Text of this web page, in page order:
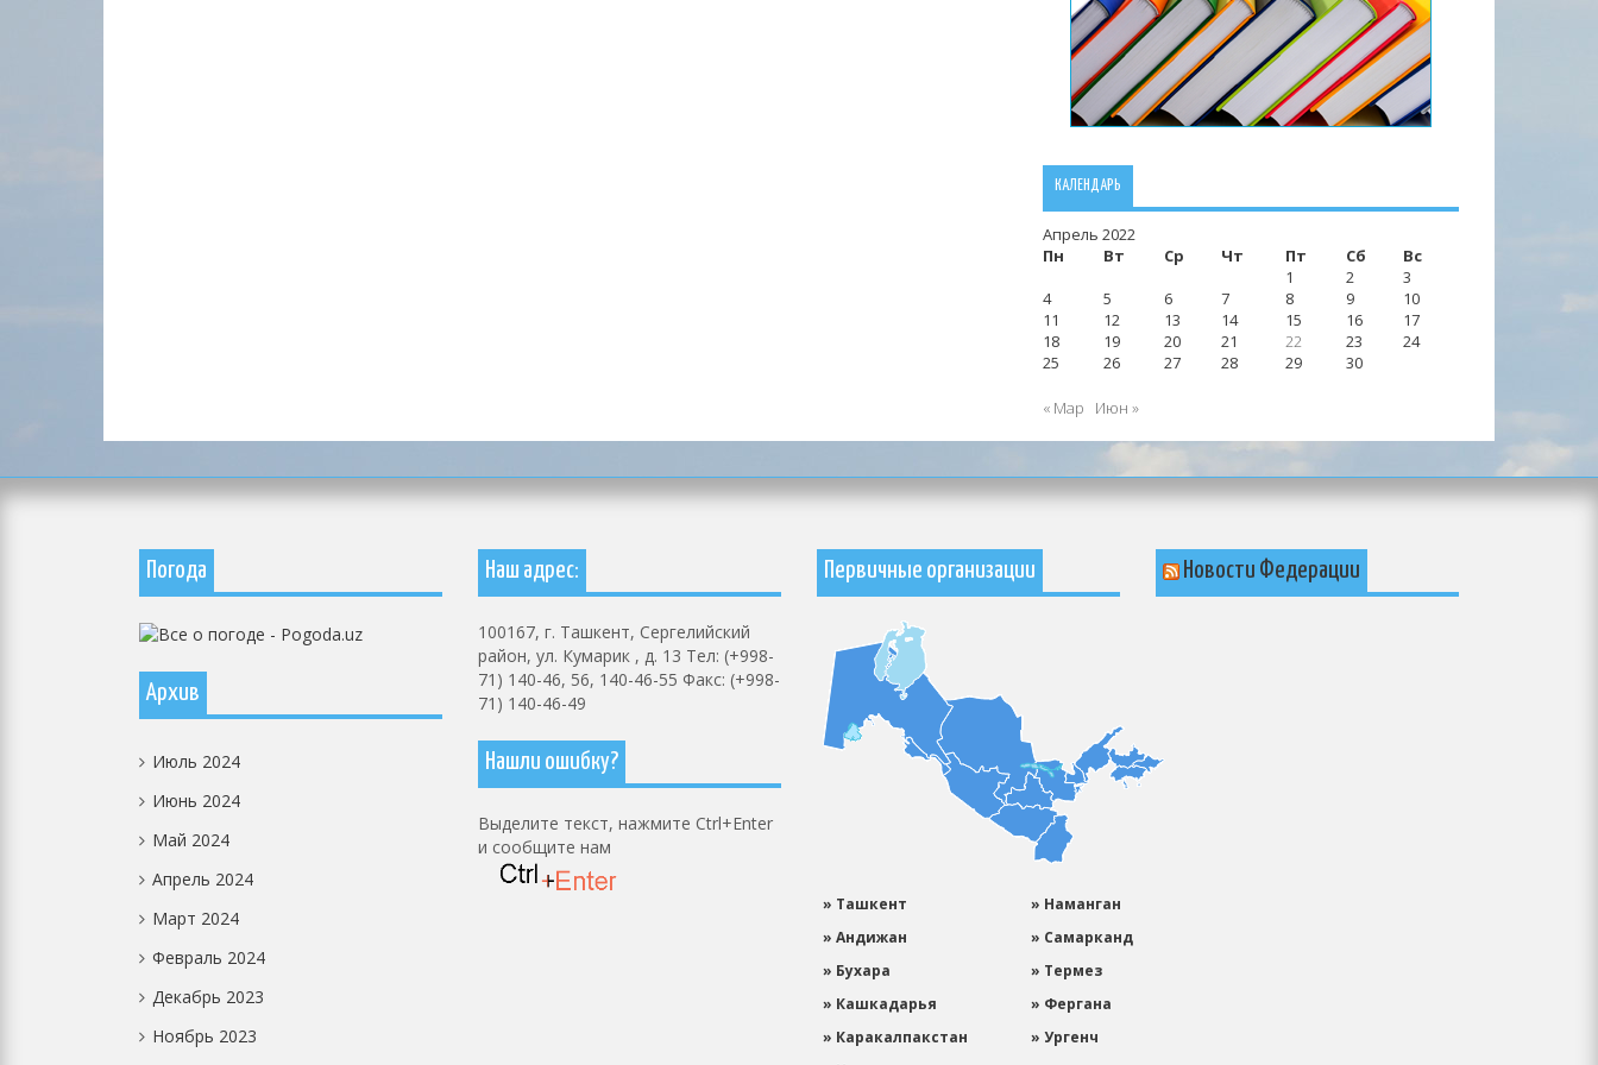
КАЛЕНДАРЬ
Апрель 2022
Пн
Вт Ср Чт Пт Сб
Вс
1
2
3
4
5 6 7 8 9
10
11
12 13 14 15 16
17
18
19 20 21 22 23
24
25
26 27 28 29 30
« Мар Июн »
Погода
Архив
Июль 2024
Июнь 2024
Май 2024
Апрель 2024
Март 2024
Февраль 2024
Декабрь 2023
Ноябрь 2023
Наш адрес:
100167, г. Ташкент, Сергелийский
район, ул. Кумарик , д. 13 Тел: (+998-
71) 140-46, 56, 140-46-55 Факс: (+998-
71) 140-46-49
Нашли ошибку?
Выделите текст, нажмите Ctrl+Enter
и сообщите нам
Первичные организации
» Ташкент
» Андижан
» Бухара
» Кашкадарья
» Каракалпакстан
» Наманган
» Самарканд
» Термез
» Фергана
» Ургенч
Новости Федерации